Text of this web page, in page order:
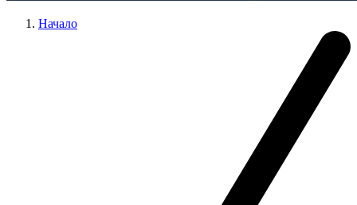
Начало